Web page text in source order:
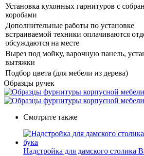
Установка кухонных гарнитуров с
коробами
Дополнительные работы по установке
встраиваемой техники оплачиваются
обсуждаются на месте
Вырез под мойку, варочную панель,
вытяжки
Подбор цвета (для мебели из дерева)
Образцы ручек
Смотрите также
Надстройка для дамского столика